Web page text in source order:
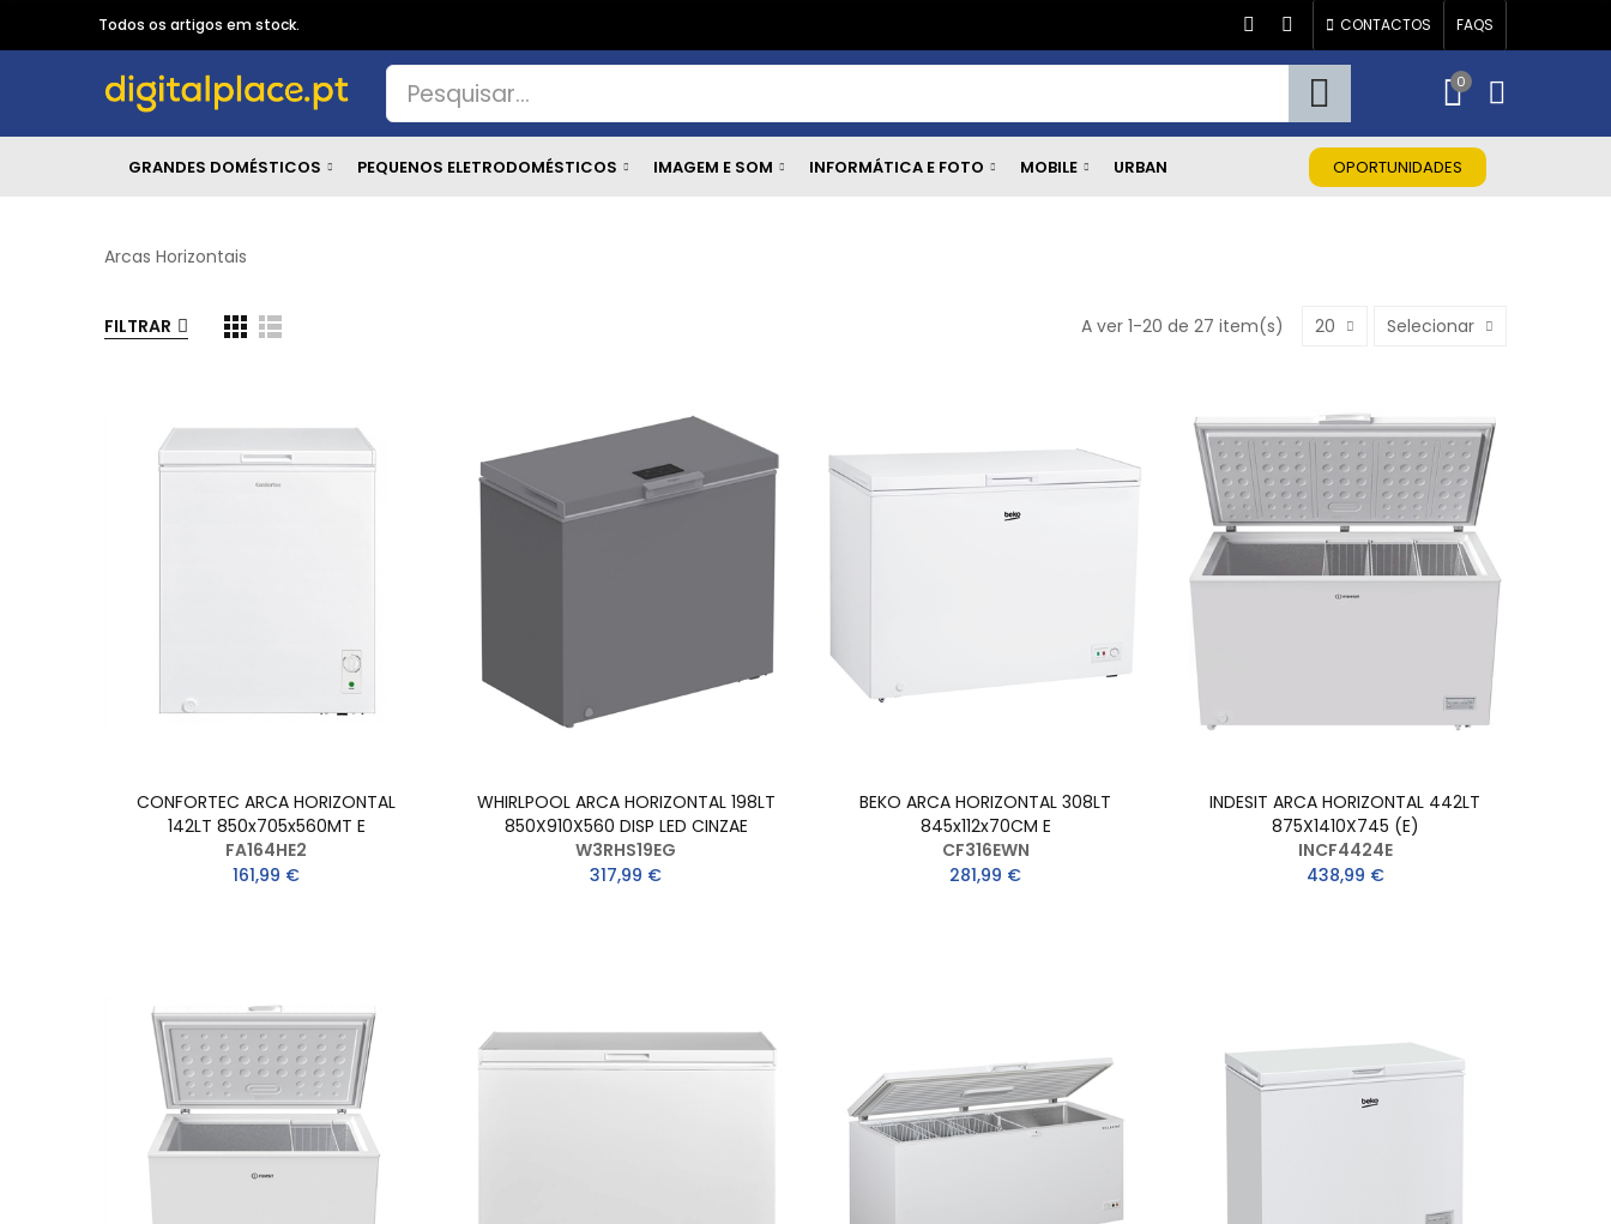
Todos os artigos em stock. CONTACTOS FAQS
0
GRANDES DOMÉSTICOS PEQUENOS ELETRODOMÉSTICOS IMAGEM E SOM INFORMÁTICA E FOTO MOBILE URBAN OPORTUNIDADES
Arcas Horizontais
FILTRAR A ver 1-20 de 27 item(s) 20 Selecionar
CONFORTEC ARCA HORIZONTAL
142LT 850x705x560MT E
FA164HE2
161,99 €
WHIRLPOOL ARCA HORIZONTAL 198LT
850X910X560 DISP LED CINZAE
W3RHS19EG
317,99 €
BEKO ARCA HORIZONTAL 308LT
845x112x70CM E
CF316EWN
281,99 €
INDESIT ARCA HORIZONTAL 442LT
875X1410X745 (E)
INCF4424E
438,99 €